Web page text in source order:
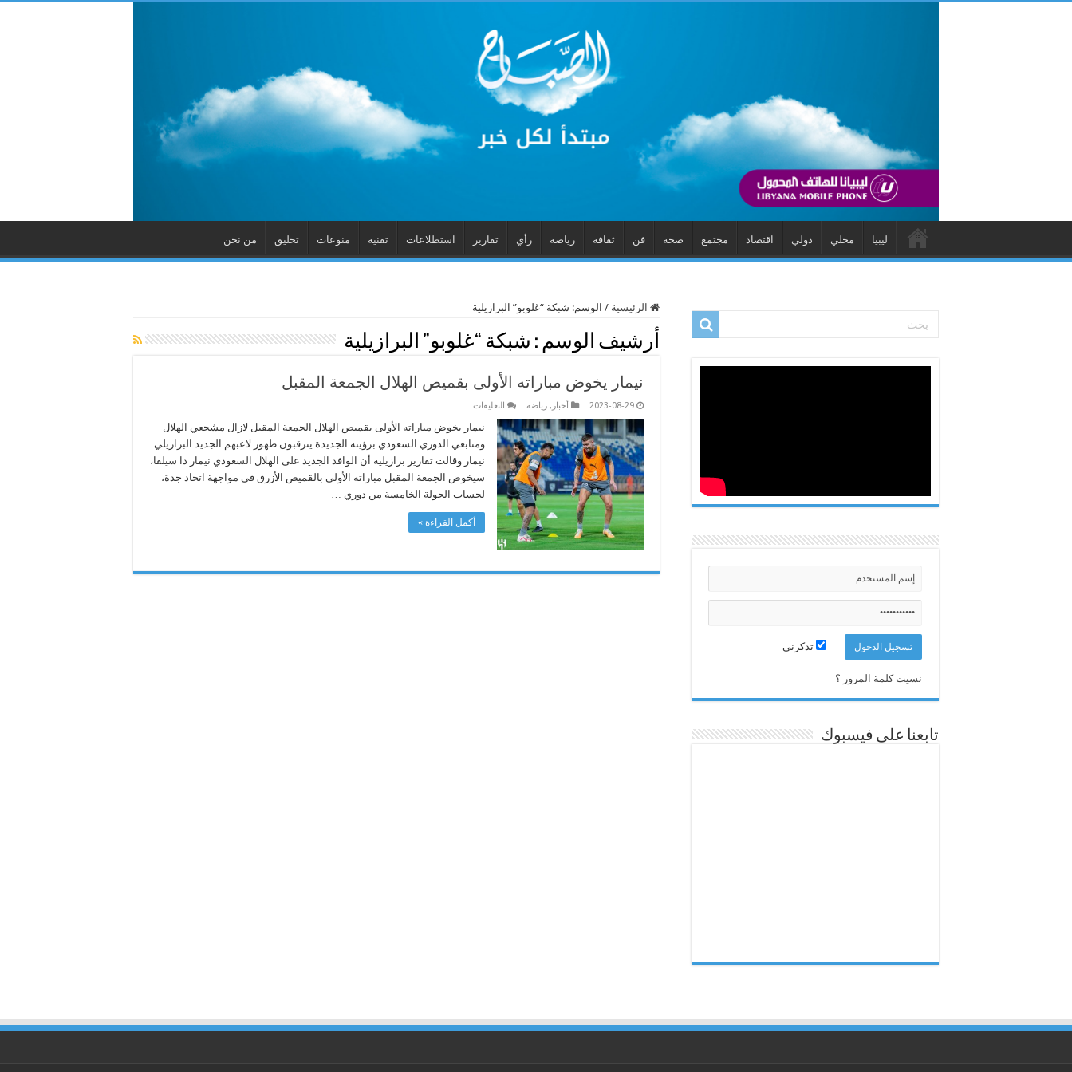
ليبيا محلي دولي اقتصاد مجتمع صحة فن ثقافة رياضة رأي تقارير استطلاعات تقنية منوعات تحليق من نحن
الرئيسية / الوسم: شبكة “غلوبو” البرازيلية
أرشيف الوسم : شبكة “غلوبو” البرازيلية
نيمار يخوض مباراته الأولى بقميص الهلال الجمعة المقبل
2023-08-29 أخبار , رياضة التعليقات
يخوض
مباراته
الأولى
بقميص
الهلال
الجمعة
المقبل
مغلقة
نيمار يخوض مباراته الأولى بقميص الهلال الجمعة المقبل لازال مشجعي الهلال
ومتابعي الدوري السعودي برؤيته الجديدة يترقبون ظهور لاعبهم الجديد البرازيلي
نيمار وقالت تقارير برازيلية أن الوافد الجديد على الهلال السعودي نيمار دا سيلفا،
سيخوض الجمعة المقبل مباراته الأولى بالقميص الأزرق في مواجهة اتحاد جدة،
لحساب الجولة الخامسة من دوري …
أكمل القراءة »
تذكرني
نسيت كلمة المرور ؟
تابعنا على فيسبوك